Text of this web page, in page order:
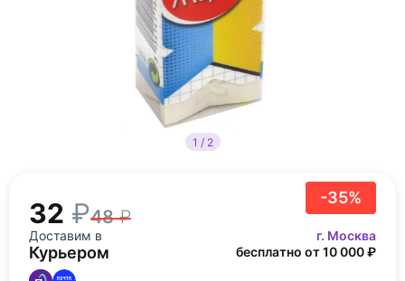
1 / 2
-35%
32 48
Доставим в г. Москва
Курьером бесплатно от 10 000 ₽